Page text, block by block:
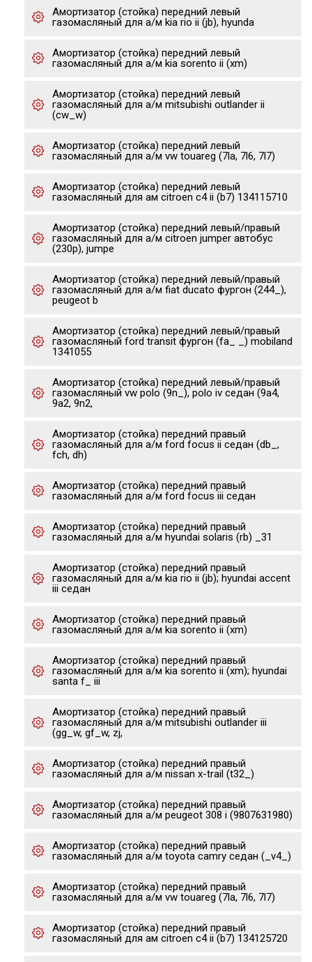
Амортизатор (стойка) передний левый
газомасляный для а/м kia rio ii (jb), hyunda
Амортизатор (стойка) передний левый
газомасляный для а/м kia sorento ii (xm)
Амортизатор (стойка) передний левый
газомасляный для а/м mitsubishi outlander ii
(cw_w)
Амортизатор (стойка) передний левый
газомасляный для а/м vw touareg (7la, 7l6, 7l7)
Амортизатор (стойка) передний левый
газомасляный для ам citroen c4 ii (b7) 134115710
Амортизатор (стойка) передний левый/правый
газомасляный для а/м citroen jumper автобус
(230p), jumpe
Амортизатор (стойка) передний левый/правый
газомасляный для а/м fiat ducato фургон (244_),
peugeot b
Амортизатор (стойка) передний левый/правый
газомасляный ford transit фургон (fa_ _) mobiland
1341055
Амортизатор (стойка) передний левый/правый
газомасляный vw polo (9n_), polo iv седан (9a4,
9a2, 9n2,
Амортизатор (стойка) передний правый
газомасляный для а/м ford focus ii седан (db_,
fch, dh)
Амортизатор (стойка) передний правый
газомасляный для а/м ford focus iii седан
Амортизатор (стойка) передний правый
газомасляный для а/м hyundai solaris (rb) _31
Амортизатор (стойка) передний правый
газомасляный для а/м kia rio ii (jb); hyundai accent
iii седан
Амортизатор (стойка) передний правый
газомасляный для а/м kia sorento ii (xm)
Амортизатор (стойка) передний правый
газомасляный для а/м kia sorento ii (xm); hyundai
santa f_ iii
Амортизатор (стойка) передний правый
газомасляный для а/м mitsubishi outlander iii
(gg_w, gf_w, zj,
Амортизатор (стойка) передний правый
газомасляный для а/м nissan x-trail (t32_)
Амортизатор (стойка) передний правый
газомасляный для а/м peugeot 308 i (9807631980)
Амортизатор (стойка) передний правый
газомасляный для а/м toyota camry седан (_v4_)
Амортизатор (стойка) передний правый
газомасляный для а/м vw touareg (7la, 7l6, 7l7)
Амортизатор (стойка) передний правый
газомасляный для ам citroen c4 ii (b7) 134125720